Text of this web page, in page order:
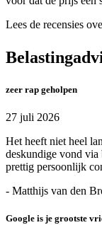
Lees de recensies
zeer rap geholpen
27 juli 2026
Het heeft niet heel
deskundige vond
prettig persoonlijk
- Matthijs van den
Google is je grootste